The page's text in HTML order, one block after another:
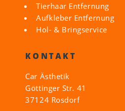
Tierhaar Entfernung
Aufkleber Entfernung
Hol- & Bringservice
KONTAKT
Car Ästhetik
Göttinger Str. 41
37124 Rosdorf